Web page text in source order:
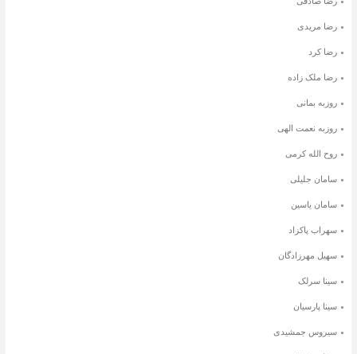
رضا مریدی
رضا کرد
رضا ملک زاده
روزبه بمانی
روزبه نعمت الهی
روح الله کرمی
سامان جلیلی
سامان یاسین
سهراب پاکزاد
سهیل مهرزادگان
سینا سرلک
سینا پارسیان
سیروس جمشیدی